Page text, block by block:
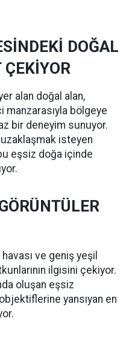
DOĞAL
alan doğal alan,
manzarasıyla bölgeye
bir deneyim sunuyor.
isteyen
eşsiz doğa içinde
ve geniş yeşil
ilgisini çekiyor.
oluşan eşsiz
yansıyan en